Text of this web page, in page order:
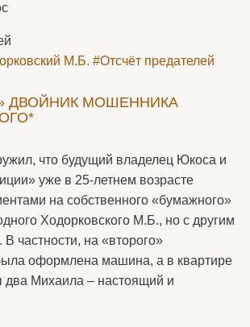
М.Б. #Отсчёт предателей
ДВОЙНИК МОШЕННИКА
что будущий владелец Юкоса и
уже в 25-летнем возрасте
на собственного «бумажного»
Ходорковского М.Б., но с другим
частности, на «второго»
оформлена машина, а в квартире
Михаила – настоящий и